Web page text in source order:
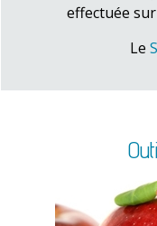
effectuée
Le